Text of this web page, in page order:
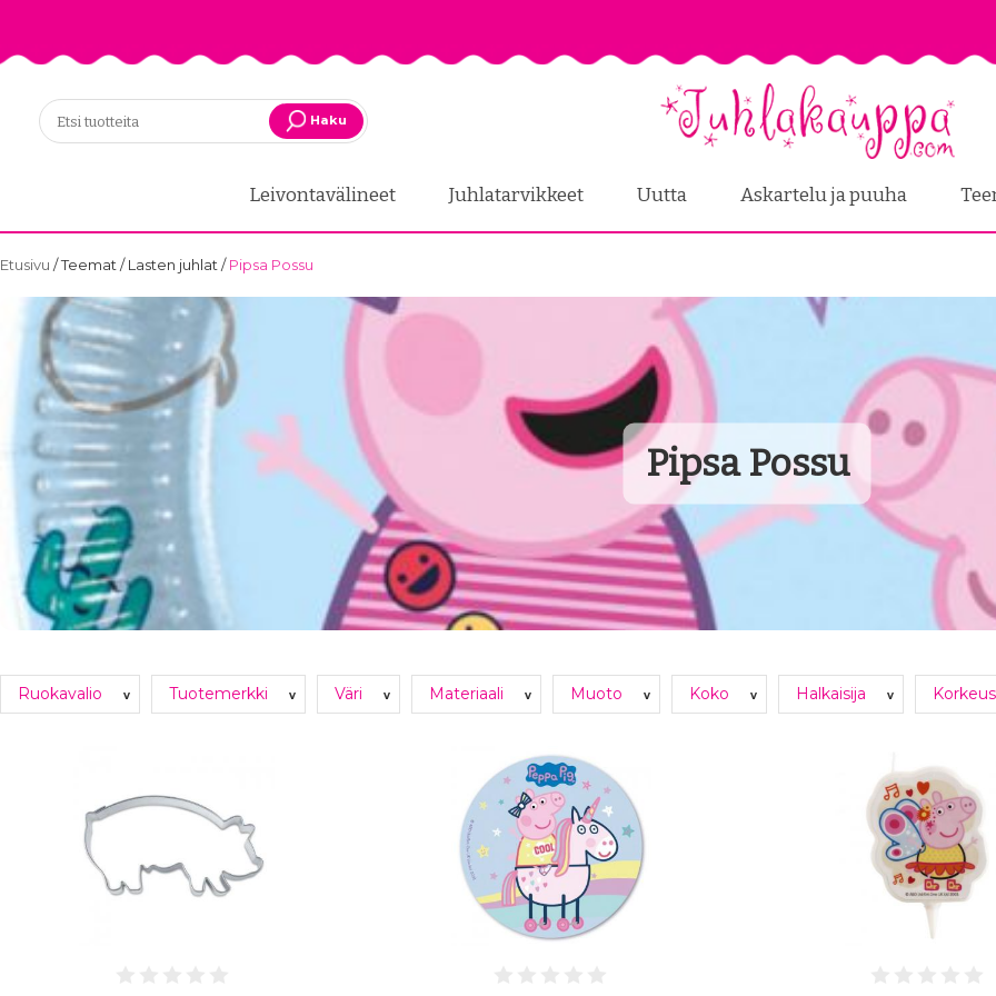
Haku
Leivontavälineet Juhlatarvikkeet Uutta Askartelu ja puuha
Etusivu /Teemat /Lasten juhlat /Pipsa Possu
Pipsa Possu
Ruokavalio v Tuotemerkki v Väri v Materiaali v Muoto v Koko v Halkaisija v